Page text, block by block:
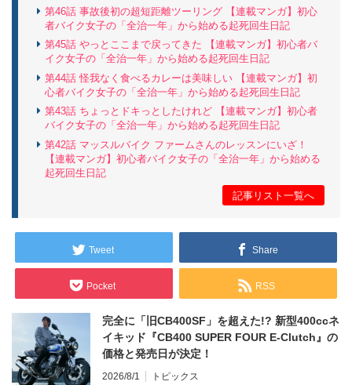
第46話 事故後初の超短距離ツーリング 【連載マンガ】初心
者バイク女子の「全治一年」から始める起死回生日記
第45話 やっとここまで戻ってきた 【連載マンガ】初心者バ
イク女子の「全治一年」から始める起死回生日記
第44話 怪我なく食べるカレーは美味しい 【連載マンガ】初
心者バイク女子の「全治一年」から始める起死回生日記
第43話 ちょっとドキっとしたけれど 【連載マンガ】初心者
バイク女子の「全治一年」から始める起死回生日記
第42話 マッスルバイク ファームさんのレッスンにいざ！
【連載マンガ】初心者バイク女子の「全治一年」から始める
起死回生日記
記事リスト一覧へ
Tweet Share
Pocket RSS
完全に「旧CB400SF」を超えた!? 新型400ccネ
イキッド『CB400 SUPER FOUR E-Clutch』の
価格と発売日が決定！
2026/8/1 トピックス